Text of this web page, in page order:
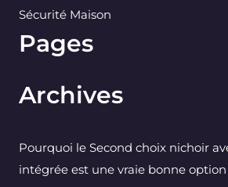
Sécurité Maison
Pages
Archives
Pourquoi le Second choix nichoir
intégrée est une vraie bonne